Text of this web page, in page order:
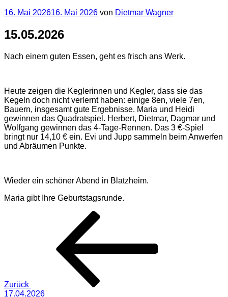
Veröffentlicht
16. Mai 202616. Mai 2026 von Dietmar Wagner
15.05.2026
Nach einem guten Essen, geht es frisch ans Werk.
Heute zeigen die Keglerinnen und Kegler, dass sie das
Kegeln doch nicht verlernt haben: einige 8en, viele 7en,
Bauern, insgesamt gute Ergebnisse. Maria und Heidi
gewinnen das Quadratspiel. Herbert, Dietmar, Dagmar und
Wolfgang gewinnen das 4-Tage-Rennen. Das 3 €-Spiel
bringt nur 14,10 € ein. Evi und Jupp sammeln beim Anwerfen
und Abräumen Punkte.
Wieder ein schöner Abend in Blatzheim.
Maria gibt Ihre Geburtstagsrunde.
Beitragsnavigation
Zurück
17.04.2026